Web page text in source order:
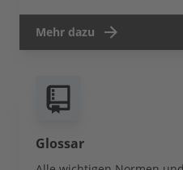
Mehr dazu
Glossar